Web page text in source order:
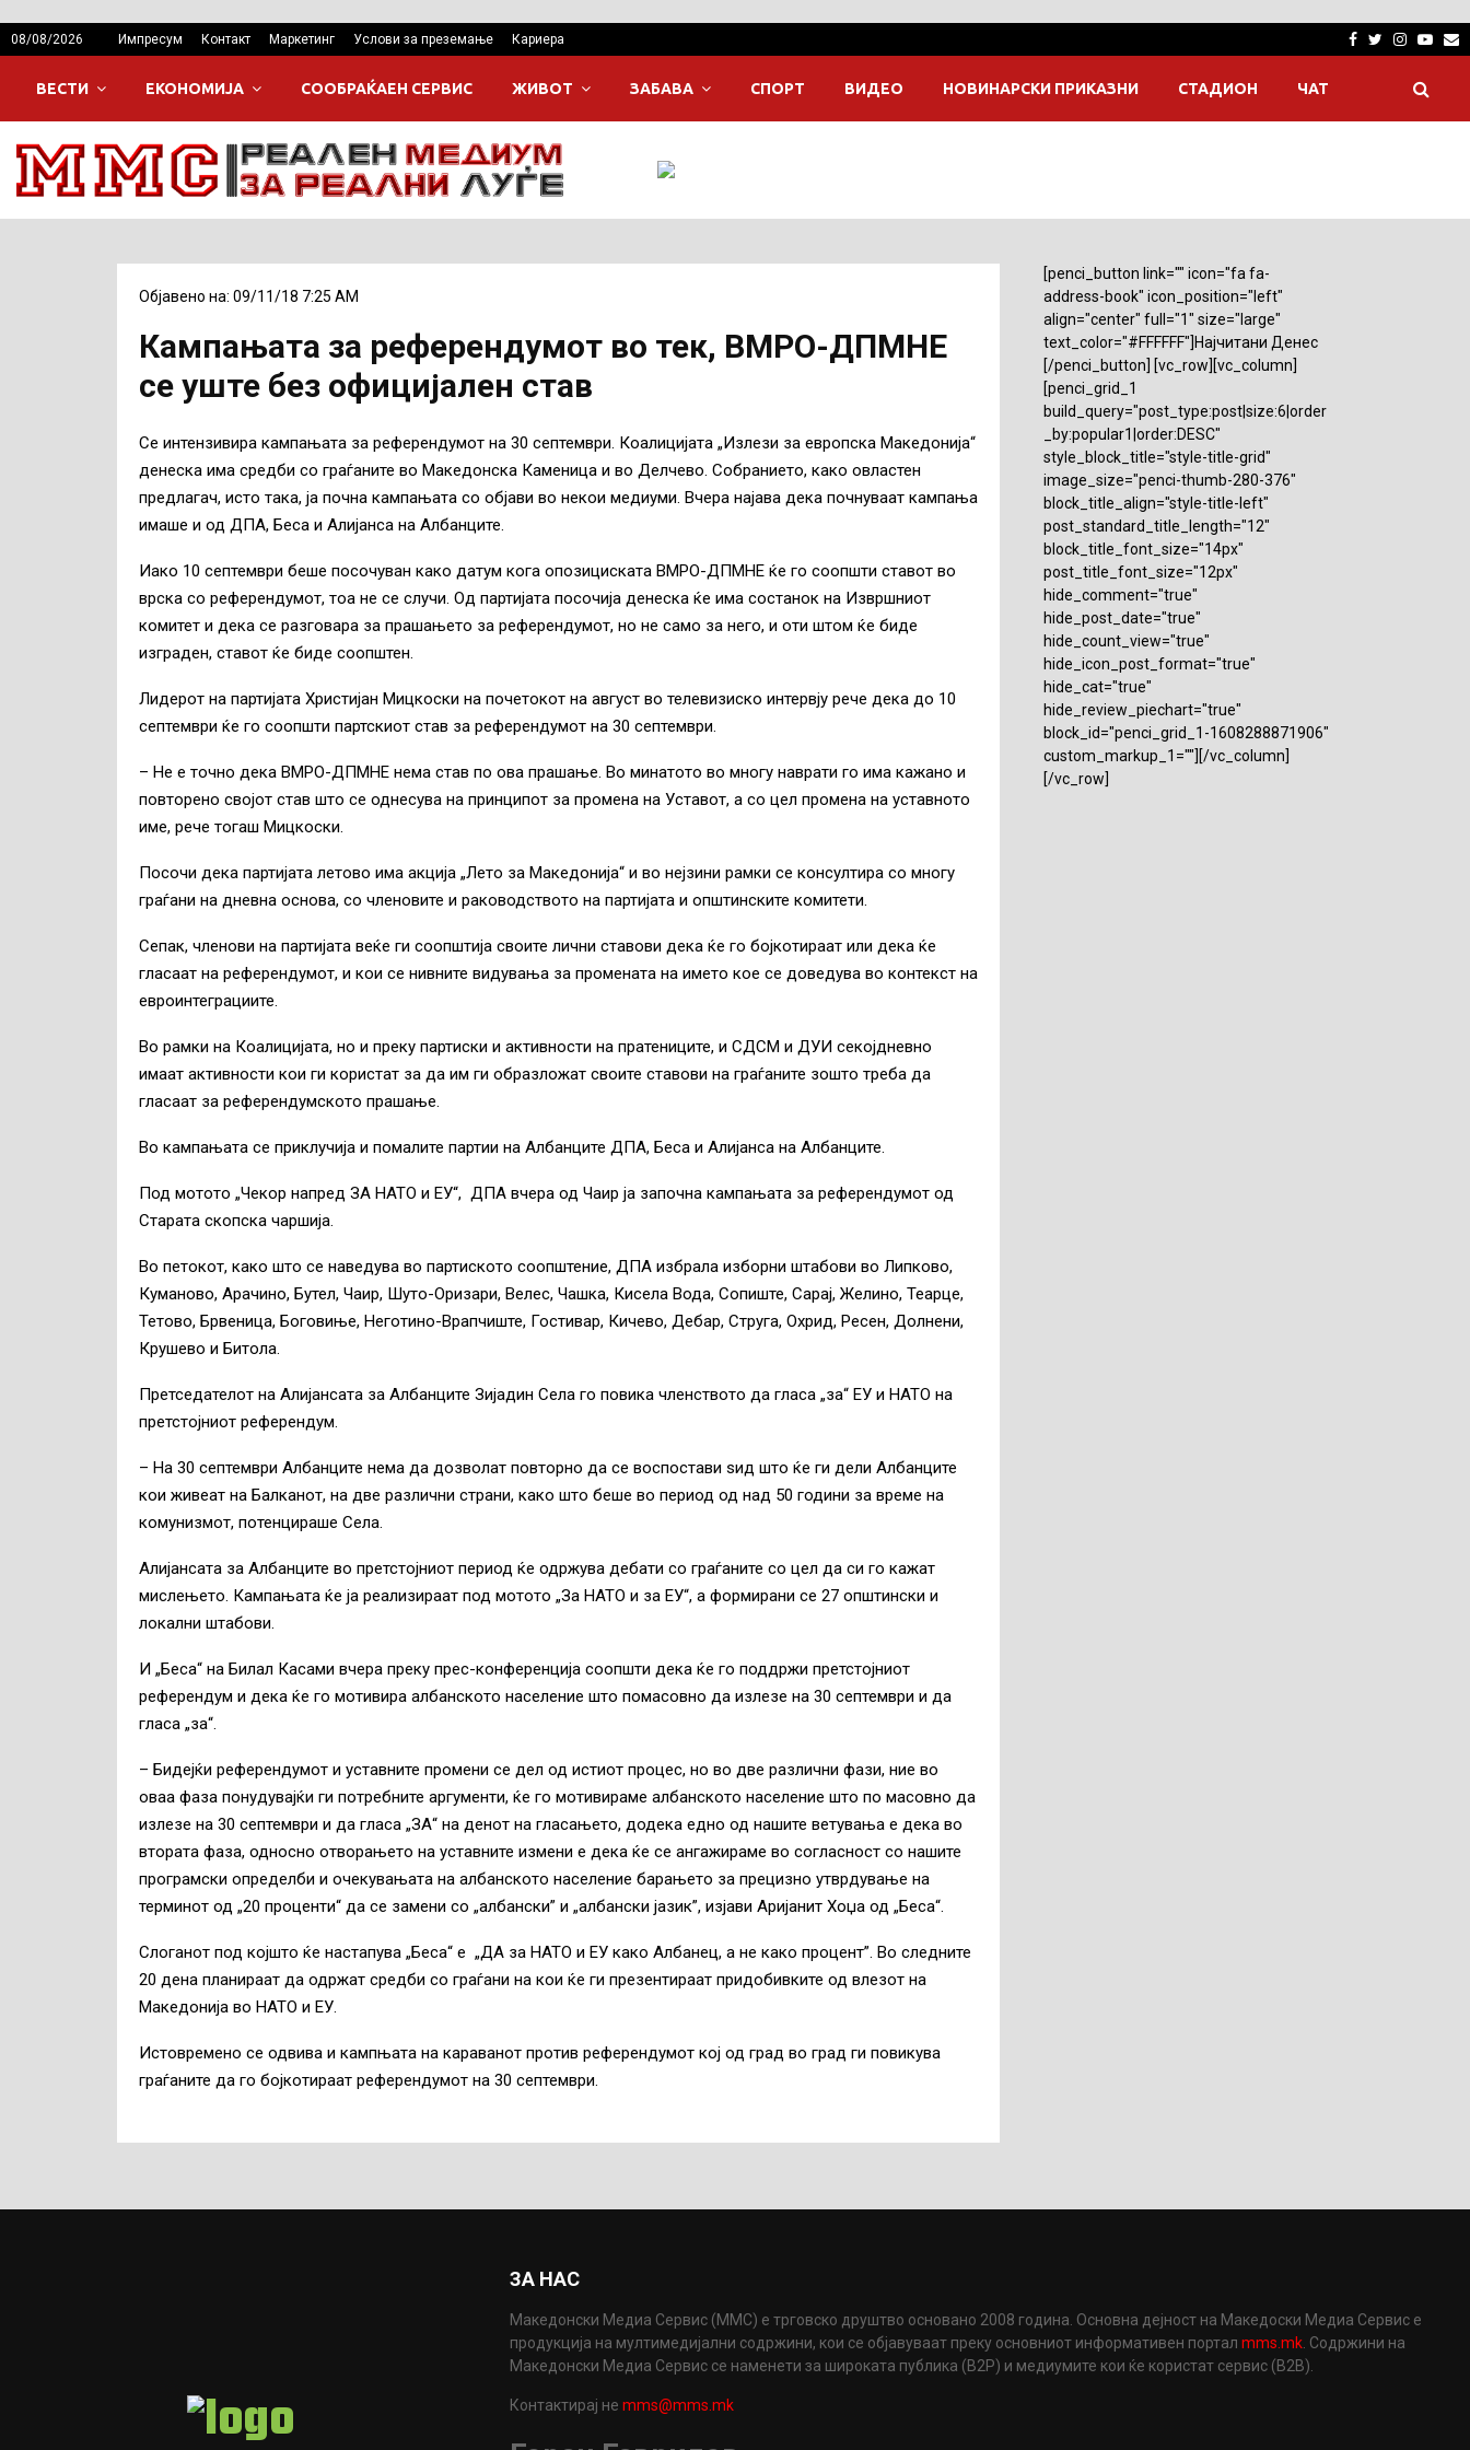
08/08/2026 Импресум Контакт Маркетинг Услови за преземање Кариера Facebook
Twitter
ВЕСТИ ЕКОНОМИЈА СООБРАЌАЕН СЕРВИС ЖИВОТ ЗАБАВА СПОРТ ВИДЕО НОВИНАРСКИ ПРИКАЗНИ СТАДИОН ЧАТ
Објавено на: 09/11/18 7:25 AM
Кампањата за референдумот во тек, ВМРО-ДПМНЕ
се уште без официјален став
Се интензивира кампањата за референдумот на 30 септември. Коалицијата „Излези за европска Македонија“
денеска има средби со граѓаните во Македонска Каменица и во Делчево. Собранието, како овластен
предлагач, исто така, ја почна кампањата со објави во некои медиуми. Вчера најава дека почнуваат кампања
имаше и од ДПА, Беса и Алијанса на Албанците.
Иако 10 септември беше посочуван како датум кога опозициската ВМРО-ДПМНЕ ќе го соопшти ставот во
врска со референдумот, тоа не се случи. Од партијата посочија денеска ќе има состанок на Извршниот
комитет и дека се разговара за прашањето за референдумот, но не само за него, и оти штом ќе биде
изграден, ставот ќе биде соопштен.
Лидерот на партијата Христијан Мицкоски на почетокот на август во телевизиско интервју рече дека до 10
септември ќе го соопшти партскиот став за референдумот на 30 септември.
– Не е точно дека ВМРО-ДПМНЕ нема став по ова прашање. Во минатото во многу наврати го има кажано и
повторено својот став што се однесува на принципот за промена на Уставот, а со цел промена на уставното
име, рече тогаш Мицкоски.
Посочи дека партијата летово има акција „Лето за Македонија“ и во нејзини рамки се консултира со многу
граѓани на дневна основа, со членовите и раководството на партијата и општинските комитети.
Сепак, членови на партијата веќе ги соопштија своите лични ставови дека ќе го бојкотираат или дека ќе
гласаат на референдумот, и кои се нивните видувања за промената на името кое се доведува во контекст на
евроинтеграциите.
Во рамки на Коалицијата, но и преку партиски и активности на пратениците, и СДСМ и ДУИ секојдневно
имаат активности кои ги користат за да им ги образложат своите ставови на граѓаните зошто треба да
гласаат за референдумското прашање.
Во кампањата се приклучија и помалите партии на Албанците ДПА, Беса и Алијанса на Албанците.
Под мотото „Чекор напред ЗА НАТО и ЕУ“, ДПА вчера од Чаир ја започна кампањата за референдумот од
Старата скопска чаршија.
Во петокот, како што се наведува во партиското соопштение, ДПА избрала изборни штабови во Липково,
Куманово, Арачино, Бутел, Чаир, Шуто-Оризари, Велес, Чашка, Кисела Вода, Сопиште, Сарај, Желино, Теарце,
Тетово, Брвеница, Боговиње, Неготино-Врапчиште, Гостивар, Кичево, Дебар, Струга, Охрид, Ресен, Долнени,
Крушево и Битола.
Претседателот на Алијансата за Албанците Зијадин Села го повика членството да гласа „за“ ЕУ и НАТО на
претстојниот референдум.
– На 30 септември Албанците нема да дозволат повторно да се воспостави ѕид што ќе ги дели Албанците
кои живеат на Балканот, на две различни страни, како што беше во период од над 50 години за време на
комунизмот, потенцираше Села.
Алијансата за Албанците во претстојниот период ќе одржува дебати со граѓаните со цел да си го кажат
мислењето. Кампањата ќе ја реализираат под мотото „За НАТО и за ЕУ“, а формирани се 27 општински и
локални штабови.
И „Беса“ на Билал Касами вчера преку прес-конференција соопшти дека ќе го поддржи претстојниот
референдум и дека ќе го мотивира албанското население што помасовно да излезе на 30 септември и да
гласа „за“.
– Бидејќи референдумот и уставните промени се дел од истиот процес, но во две различни фази, ние во
оваа фаза понудувајќи ги потребните аргументи, ќе го мотивираме албанското население што по масовно да
излезе на 30 септември и да гласа „ЗА“ на денот на гласањето, додека едно од нашите ветувања е дека во
втората фаза, односно отворањето на уставните измени е дека ќе се ангажираме во согласност со нашите
програмски определби и очекувањата на албанското население барањето за прецизно утврдување на
терминот од „20 проценти“ да се замени со „албански” и „албански јазик”, изјави Аријанит Хоџа од „Беса“.
Слоганот под којшто ќе настапува „Беса“ е „ДА за НАТО и ЕУ како Албанец, а не како процент”. Во следните
20 дена планираат да одржат средби со граѓани на кои ќе ги презентираат придобивките од влезот на
Македонија во НАТО и ЕУ.
Истовремено се одвива и кампњата на караванот против референдумот кој од град во град ги повикува
граѓаните да го бојкотираат референдумот на 30 септември.
[penci_button link="" icon="fa fa-
address-book" icon_position="left"
align="center" full="1" size="large"
text_color="#FFFFFF"]Најчитани Денес
[/penci_button] [vc_row][vc_column]
[penci_grid_1
build_query="post_type:post|size:6|order
_by:popular1|order:DESC"
style_block_title="style-title-grid"
image_size="penci-thumb-280-376"
block_title_align="style-title-left"
post_standard_title_length="12"
block_title_font_size="14px"
post_title_font_size="12px"
hide_comment="true"
hide_post_date="true"
hide_count_view="true"
hide_icon_post_format="true"
hide_cat="true"
hide_review_piechart="true"
block_id="penci_grid_1-1608288871906"
custom_markup_1=""][/vc_column]
[/vc_row]
ЗА НАС
Македонски Медиа Сервис (ММС) е трговско друштво основано 2008 година. Основна дејност на Македоски Медиа Сервис е
продукција на мултимедијални содржини, кои се објавуваат преку основниот информативен порталmms.mk. Содржини на
Македонски Медиа Сервис се наменети за широката публика (B2P) и медиумите кои ќе користат сервис (B2B).
Контактирај неmms@mms.mk